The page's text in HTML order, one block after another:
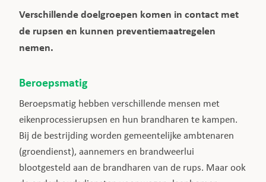
Verschillende doelgroepen komen in contact met
de rupsen en kunnen preventiemaatregelen
nemen.
Beroepsmatig
Beroepsmatig hebben verschillende mensen met
eikenprocessierupsen en hun brandharen te kampen.
Bij de bestrijding worden gemeentelijke ambtenaren
(groendienst), aannemers en brandweerlui
blootgesteld aan de brandharen van de rups. Maar ook